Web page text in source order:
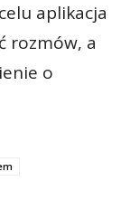
aplikacja
rozmów, a
o